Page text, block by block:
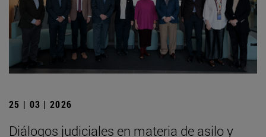
25 | 03 | 2026
Diálogos judiciales en materia de asilo y